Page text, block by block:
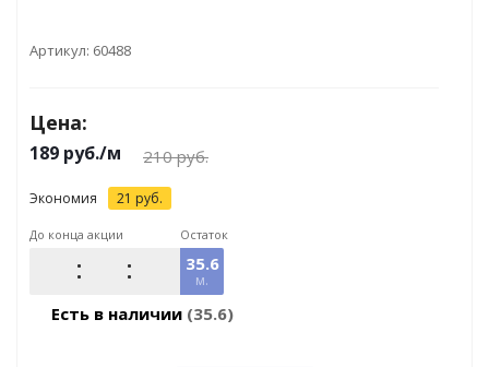
Артикул: 60488
Цена:
189 руб./м 210руб.
Экономия 21 руб.
До конца акции Остаток
35.6
м.
Есть в наличии (35.6)